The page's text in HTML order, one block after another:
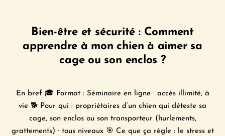
Bien-être et sécurité : Comment
apprendre à mon chien à aimer sa
cage ou son enclos ?
En bref 🎓 Format : Séminaire en ligne · accès illimité, à
vie 🐕 Pour qui : propriétaires d’un chien qui déteste sa
cage, son enclos ou son transporteur (hurlements,
grattements) · tous niveaux 🎯 Ce que ça règle : le stress et